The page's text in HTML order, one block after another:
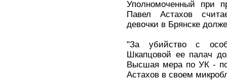
Уполномоченный при
Павел Астахов
девочки в Брянске
"За убийство с
Шкапцовой ее палач
Высшая мера по УК -
Астахов в своем